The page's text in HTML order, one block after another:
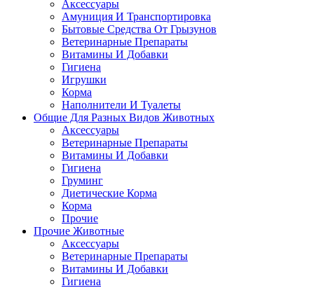
Аксессуары
Амуниция И Транспортировка
Бытовые Средства От Грызунов
Ветеринарные Препараты
Витамины И Добавки
Гигиена
Игрушки
Корма
Наполнители И Туалеты
Общие Для Разных Видов Животных
Аксессуары
Ветеринарные Препараты
Витамины И Добавки
Гигиена
Груминг
Диетические Корма
Корма
Прочие
Прочие Животные
Аксессуары
Ветеринарные Препараты
Витамины И Добавки
Гигиена